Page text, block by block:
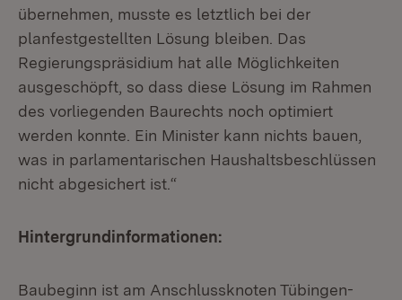
übernehmen, musste es letztlich bei der
planfestgestellten Lösung bleiben. Das
Regierungspräsidium hat alle Möglichkeiten
ausgeschöpft, so dass diese Lösung im Rahmen
des vorliegenden Baurechts noch optimiert
werden konnte. Ein Minister kann nichts bauen,
was in parlamentarischen Haushaltsbeschlüssen
nicht abgesichert ist.“
Hintergrundinformationen:
Baubeginn ist am Anschlussknoten Tübingen-